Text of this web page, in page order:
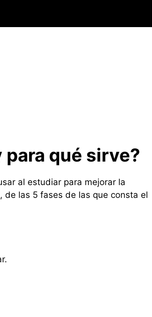
para qué sirve?
al estudiar para mejorar la
de las 5 fases de las que consta el